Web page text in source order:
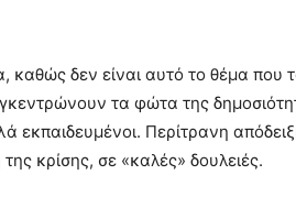
καθώς δεν είναι αυτό το θέμα που
τα φώτα της
εκπαιδευμένοι. Περίτρανη
κρίσης, σε «καλές» δουλειές.